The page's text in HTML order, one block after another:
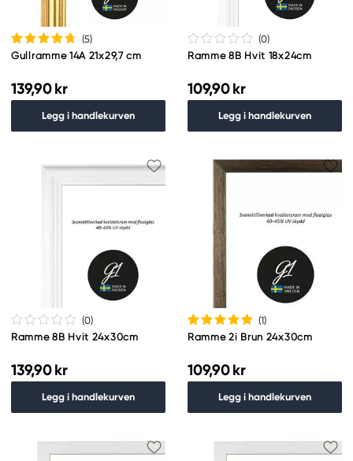
(5)
Gullramme 14A 21x29,7 cm
139,90 kr
Legg i handlekurven
(0)
Ramme 8B Hvit 18x24cm
109,90 kr
Legg i handlekurven
(0)
Ramme 8B Hvit 24x30cm
139,90 kr
Legg i handlekurven
(1)
Ramme 2i Brun 24x30cm
109,90 kr
Legg i handlekurven